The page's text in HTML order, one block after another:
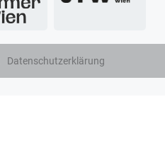
Datenschutzerklärung